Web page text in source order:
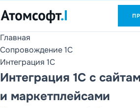
Продукты
1С и DD FLOW
Услуги
DD FLOW
Главная
Сопровождение 1С
Интеграция 1С
Интеграция 1С с
и маркетплейсами